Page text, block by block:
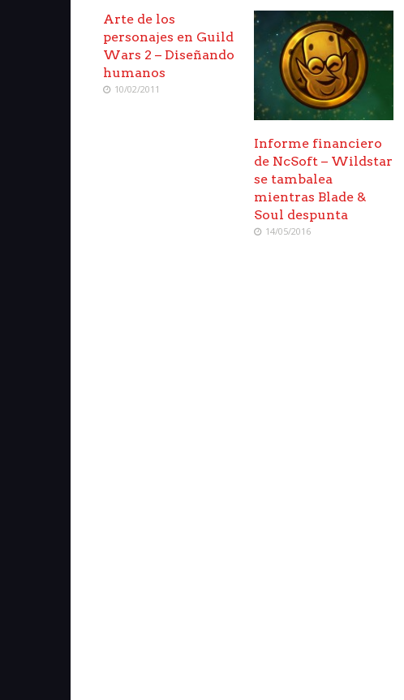
Arte de los
personajes en Guild
Wars 2 – Diseñando
humanos
10/02/2011
Informe financiero
de NcSoft – Wildstar
se tambalea
mientras Blade &
Soul despunta
14/05/2016